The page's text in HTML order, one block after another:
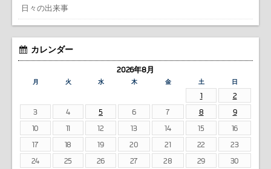
日々の出来事
カレンダー
2026年8月
月 火 水 木 金 土 日
1
2
3
4 5 6 7 8
9
10
11 12 13 14 15
16
17
18 19 20 21 22
23
24
25 26 27 28 29
30